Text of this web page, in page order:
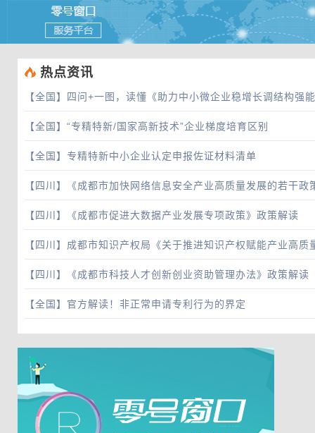
热点资讯
【全国】 四问+一图，读懂《助力中小微企业稳增长调结构强
【全国】 “专精特新/国家高新技术”企业梯度培育区别
【全国】 专精特新中小企业认定申报佐证材料清单
【四川】 《成都市加快网络信息安全产业高质量发展的若干
【四川】 《成都市促进大数据产业发展专项政策》政策解读
【四川】 成都市知识产权局《关于推进知识产权赋能产业高质
【四川】 《成都市科技人才创新创业资助管理办法》政策解读
【全国】 官方解读！非正常申请专利行为的界定